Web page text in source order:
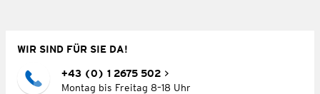
WIR SIND FÜR SIE DA!
+43 (0) 1 2675 502
Montag bis Freitag 8–18 Uhr